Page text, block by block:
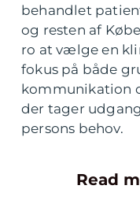
behandlet
og resten af
ro at vælge en
fokus på både
kommunikation
der tager
persons behov.
Read